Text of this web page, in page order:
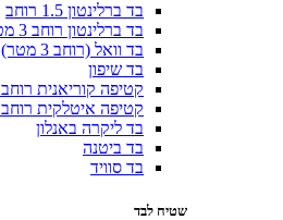
בד ברלינטון 1.5 רוחב
בד ברלינטון רוחב 3 מטר
בד וואל (רוחב 3 מטר)
בד שיפון
קטיפה קוריאנית רוחב 1.5 מטר
קטיפה איטלקית רוחב 3 מטר
בד ליקרה באנלון
בד ביטנה
בד סוויד
שטיח לבד